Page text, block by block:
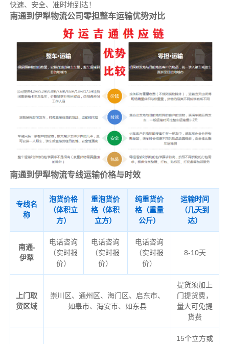
快速、安全、准时地到达！
南通到伊犁物流公司零担整车运输优势对比
南通到伊犁物流专线运输价格与时效
专线名
称
泡货价格
（体积立
方）
重泡货价
格（体积
立方）
纯重货价
格（重量
公斤）
运输时间
（几天到
达）
南通-
伊犁
电话咨询
（实时报
价）
电话咨询
（实时报
价）
电话咨询
（实时报
价）
8-10天
上门取
货区域
崇川区、通州区、海门区、启东市、
如皋市、海安市、如东县
提货须加上
门提货费，
量大可免提
货费
15个立方或